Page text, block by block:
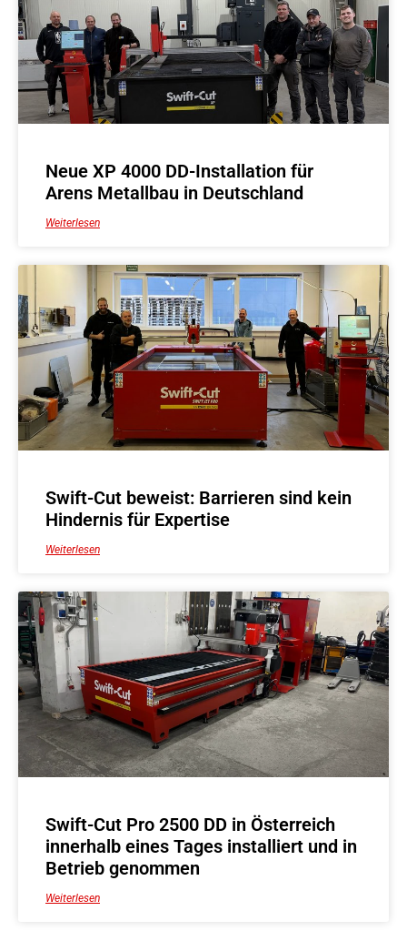
Neue XP 4000 DD-Installation für
Arens Metallbau in Deutschland
Weiterlesen
Swift-Cut beweist: Barrieren sind kein
Hindernis für Expertise
Weiterlesen
Swift-Cut Pro 2500 DD in Österreich
innerhalb eines Tages installiert und in
Betrieb genommen
Weiterlesen